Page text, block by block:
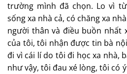
trường mình đã chọn. Lo vì
sống xa nhà cả, có chăng xa
người thân và điều buồn nhất
của tôi, tôi nhận được tin bà
đi vì cái lí do tôi đi học xa nhà,
như vậy, tôi đau xé lòng, tôi có